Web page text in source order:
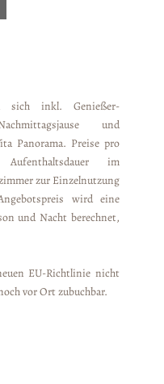
sich inkl. Genießer-
und
Panorama. Preise pro
im
zur Einzelnutzung
wird eine
und Nacht berechnet,
EU-Richtlinie nicht
vor Ort zubuchbar.